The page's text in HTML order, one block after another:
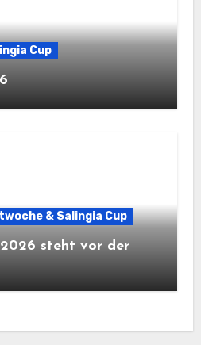
Cup
& Salingia Cup
steht vor der